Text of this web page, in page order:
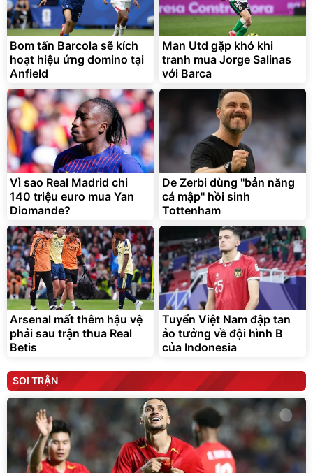
Bom tấn Barcola sẽ kích
hoạt hiệu ứng domino tại
Anfield
Man Utd gặp khó khi
tranh mua Jorge Salinas
với Barca
Vì sao Real Madrid chi
140 triệu euro mua Yan
Diomande?
De Zerbi dùng ''bản năng
cá mập'' hồi sinh
Tottenham
Arsenal mất thêm hậu vệ
phải sau trận thua Real
Betis
Tuyển Việt Nam đập tan
ảo tưởng về đội hình B
của Indonesia
SOI TRẬN